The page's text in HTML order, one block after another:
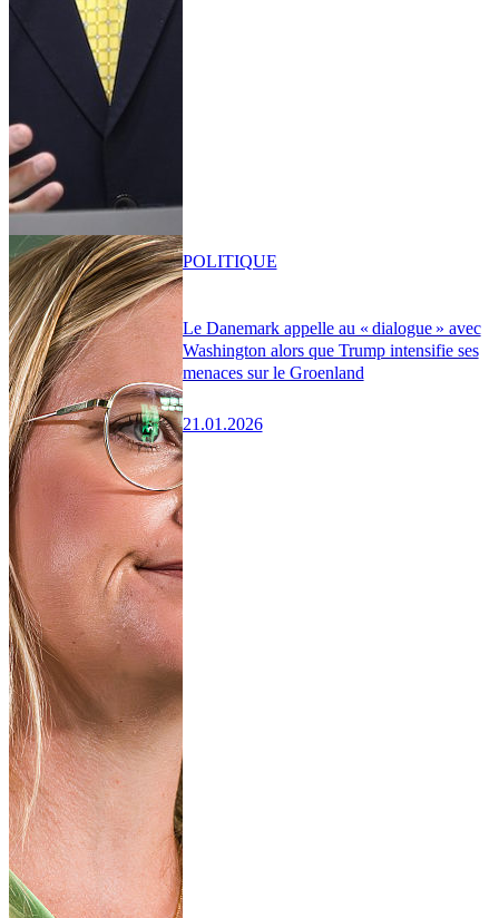
Le Danemark appelle au « dialogue » avec
Washington alors que Trump intensifie ses
menaces sur le Groenland
21.01.2026
POLITIQUE